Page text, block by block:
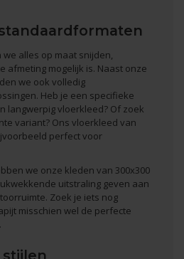
alles op maat snijden,
afmeting mogelijk is. Naast onze
we ook volledig
Heb je een specifieke
langwerpig vloerkleed? Of zoek
variant? Ons vloerkleed van
perfect voor
we onze kleden van 300x300
uitstraling geven aan
Zoek je iets nog
misschien wel de perfecte